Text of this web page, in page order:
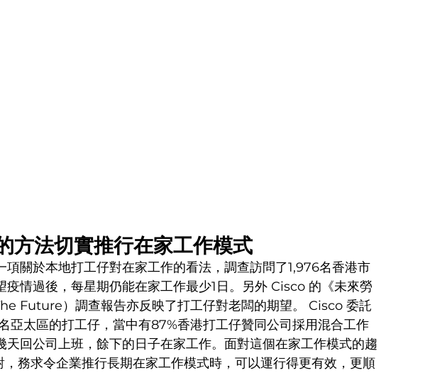
方法切實推行在家工作模式
項關於本地打工仔對在家工作的看法，調查訪問了1,976名香港市
疫情過後，每星期仍能在家工作最少1日。另外 Cisco 的《未來勞
Future）調查報告亦反映了打工仔對老闆的期望。 Cisco 委託
亞太區的打工仔，當中有87%香港打工仔贊同公司採用混合工作
天回公司上班，餘下的日子在家工作。面對這個在家工作模式的趨
務求令企業推行長期在家工作模式時，可以運行得更有效，更順